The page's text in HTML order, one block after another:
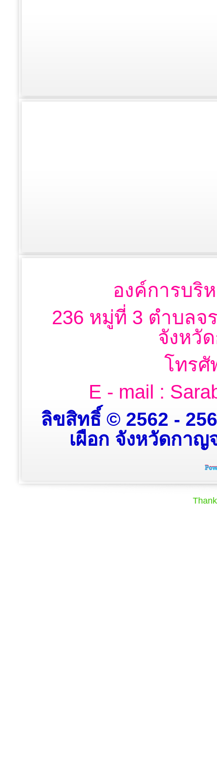
องค์การบริ
236 หมู่ที่ 3 ตำบลจ
จังหวั
โทรศั
E - mail :
ลิขสิทธิ์ © 2562 -
เผือก จังหวัดกา